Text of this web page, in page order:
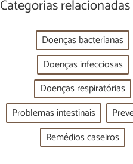
Categorias relacionadas
Doenças bacterianas
Doenças infecciosas
Doenças respiratórias
Problemas intestinais
Remédios caseiros